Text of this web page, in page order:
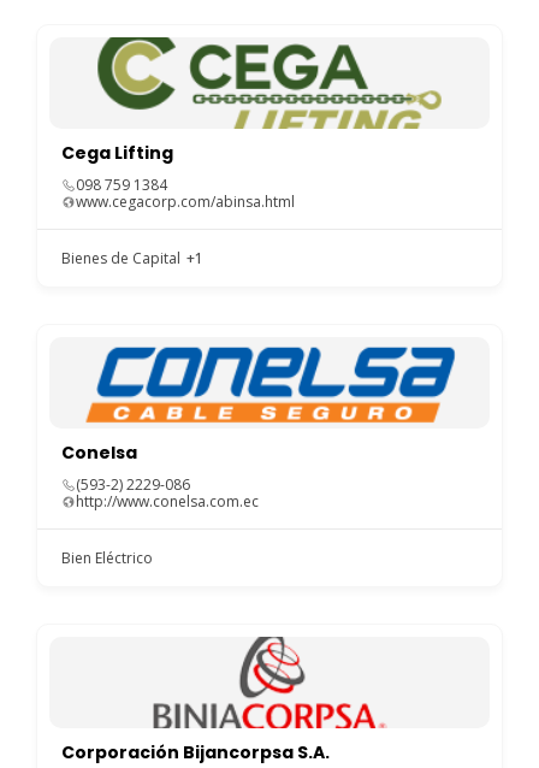
Cega Lifting
098 759 1384
www.cegacorp.com/abinsa.html
Bienes de Capital +1
Conelsa
(593-2) 2229-086
http://www.conelsa.com.ec
Bien Eléctrico
Corporación Bijancorpsa S.A.